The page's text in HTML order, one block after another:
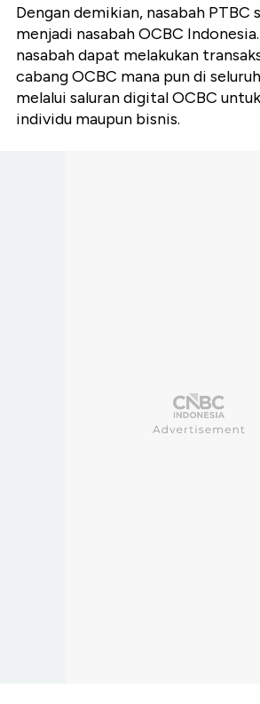
Dengan demikian, nasabah
menjadi nasabah OCBC
nasabah dapat melakukan
cabang OCBC mana pun di
melalui saluran digital OCBC
individu maupun bisnis.